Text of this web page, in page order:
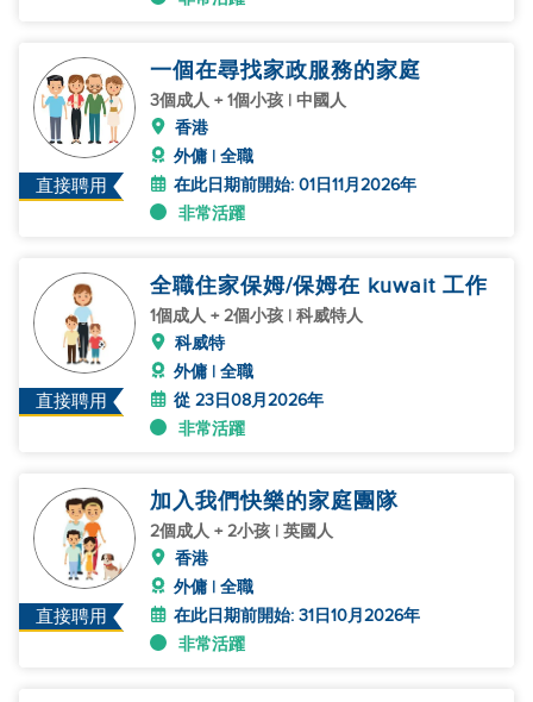
直接聘用
一個在尋找家政服務的家庭
3個成人 + 1個小孩 | 中國人
香港
外傭 | 全職
在此日期前開始: 01日11月2026年
非常活躍
直接聘用
全職住家保姆/保姆在 kuwait 工作
1個成人 + 2個小孩 | 科威特人
科威特
外傭 | 全職
從 23日08月2026年
非常活躍
直接聘用
加入我們快樂的家庭團隊
2個成人 + 2小孩 | 英國人
香港
外傭 | 全職
在此日期前開始: 31日10月2026年
非常活躍